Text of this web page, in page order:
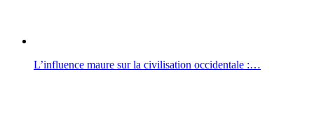
L’influence maure sur la civilisation occidentale :…